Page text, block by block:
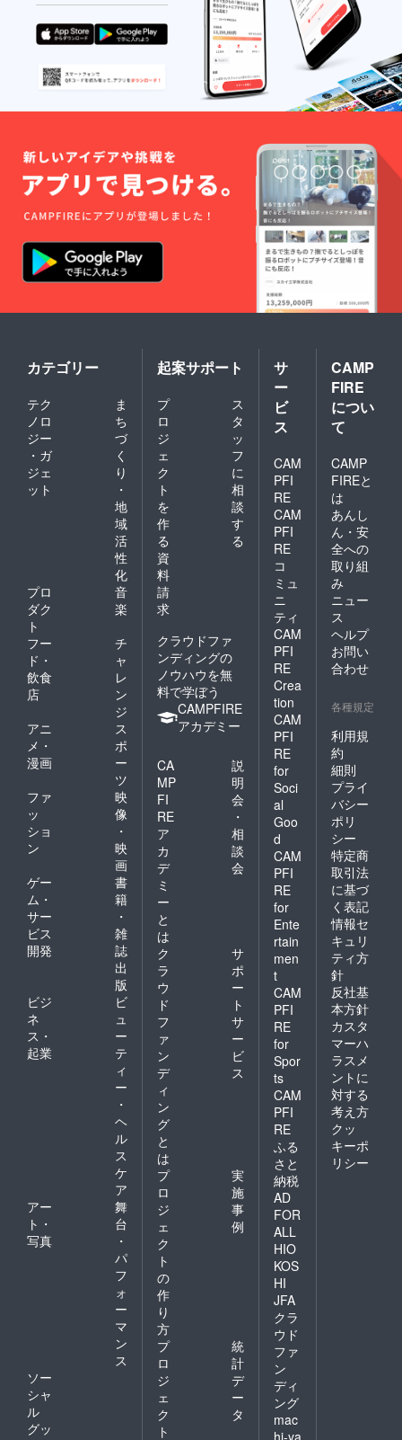
カテゴリー
テク
ノロ
ジー
・ガ
ジェ
ット
ま
ち
づ
く
り
・
地
域
活
性
化
プロ
ダク
ト
音
楽
フー
ド・
飲食
店
チ
ャ
レ
ン
ジ
アニ
メ・
漫画
ス
ポ
ー
ツ
ファ
ッ
ショ
ン
映
像
・
映
画
ゲー
ム・
サー
ビス
開発
書
籍
・
雑
誌
出
版
ビジ
ネ
ス・
起業
ビ
ュ
ー
テ
ィ
ー
・
ヘ
ル
ス
ケ
ア
アー
ト・
写真
舞
台
・
パ
フ
ォ
ー
マ
ン
ス
ソー
シャ
ル
グッ
起案サポート
プ
ロ
ジ
ェ
ク
ト
を
作
る
ス
タ
ッ
フ
に
相
談
す
る
資
料
請
求
クラウドファ
ンディングの
ノウハウを無
料で学ぼう
CAMPFIRE
アカデミー
CA
MP
FI
RE
ア
カ
デ
ミ
ー
と
は
説
明
会
・
相
談
会
ク
ラ
ウ
ド
フ
ァ
ン
デ
ィ
ン
グ
と
は
サ
ポ
ー
ト
サ
ー
ビ
ス
プ
ロ
ジ
ェ
ク
ト
の
作
り
方
実
施
事
例
プ
ロ
ジ
ェ
ク
ト
統
計
デ
ー
タ
サ
ー
ビ
ス
CAM
PFI
RE
CAM
PFI
RE
コ
ミュ
ニ
ティ
CAM
PFI
RE
Crea
tion
CAM
PFI
RE
for
Soci
al
Goo
d
CAM
PFI
RE
for
Ente
rtain
men
t
CAM
PFI
RE
for
Spor
ts
CAM
PFI
RE
ふる
さと
納税
AD
FOR
ALL
HIO
KOS
HI
JFA
クラ
ウド
ファ
ン
ディ
ング
mac
CAMP
FIRE
につい
て
CAMP
FIREと
は
あんし
ん・安
全への
取り組
み
ニュー
ス
ヘルプ
お問い
合わせ
各種規定
利用規
約
細則
プライ
バシー
ポリ
シー
特定商
取引法
に基づ
く表記
情報セ
キュリ
ティ方
針
反社基
本方針
カスタ
マーハ
ラスメ
ントに
対する
考え方
クッ
キーポ
リシー